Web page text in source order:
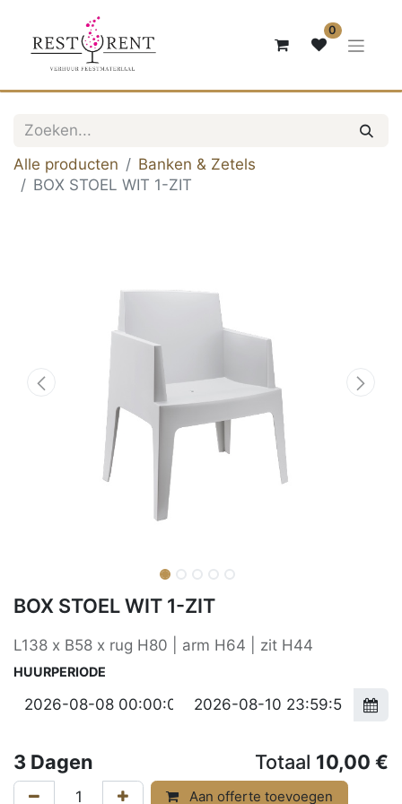
0
Alle producten
Banken & Zetels
BOX STOEL WIT 1-ZIT
BOX STOEL WIT 1-ZIT
L138 x B58 x rug H80 | arm H64 | zit H44
HUURPERIODE
3 Dagen Totaal 10,00 €
Aan offerte toevoegen